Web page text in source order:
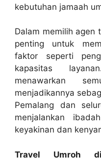
kebutuhan jamaah
Dalam memilih agen
penting untuk
faktor seperti
kapasitas
menawarkan
menjadikannya
Pemalang dan
menjalankan
keyakinan dan
Travel Umroh